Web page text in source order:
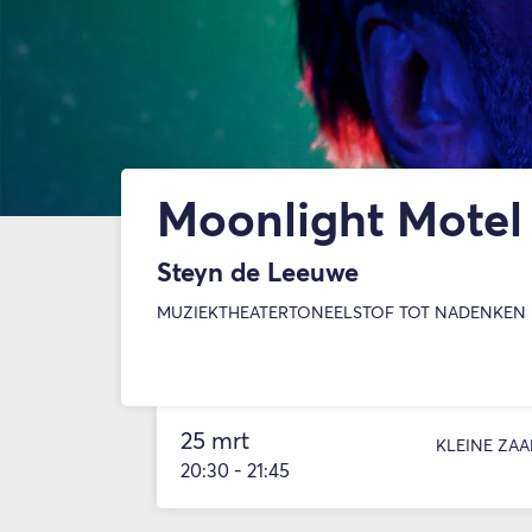
Moonlight Motel
Steyn de Leeuwe
MUZIEKTHEATER TONEELSTOF TOT NADENKEN
25 mrt
20:30 - 21:45
KLEINE